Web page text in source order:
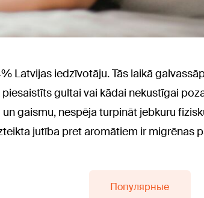
Latvijas iedzīvotāju. Tās laikā
gultai vai kādai nekustīgai
gaismu, nespēja turpināt jebkuru
jutība pret aromātiem ir migrēnas
Популярные